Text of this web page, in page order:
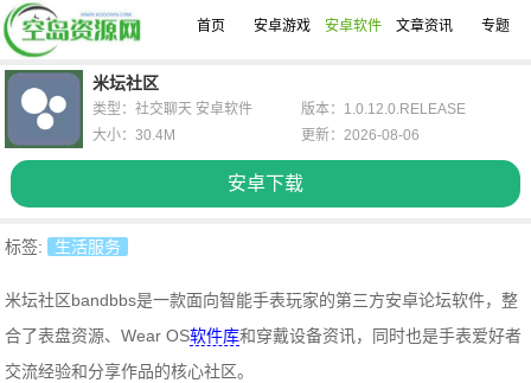
首页 安卓游戏 安卓软件 文章资讯 专题
米坛社区
安卓下载
类型：社交聊天 安卓软件
版本：1.0.12.0.RELEASE
大小：30.4M
更新：2026-08-06
标签: 生活服务
米坛社区bandbbs是一款面向智能手表玩家的第三方安卓论坛软件，整
合了表盘资源、Wear OS软件库和穿戴设备资讯，同时也是手表爱好者
交流经验和分享作品的核心社区。